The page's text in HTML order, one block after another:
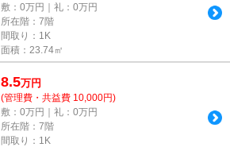
敷：0万円｜礼：0万円
所在階：7階
間取り：1K
面積：23.74㎡
8.5万円
(管理費・共益費 10,000円)
敷：0万円｜礼：0万円
所在階：7階
間取り：1K